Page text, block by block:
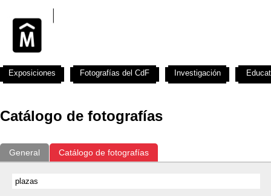
Catálogo de fotografías
General Catálogo de fotografías
Exposiciones Fotografías del CdF Investigación